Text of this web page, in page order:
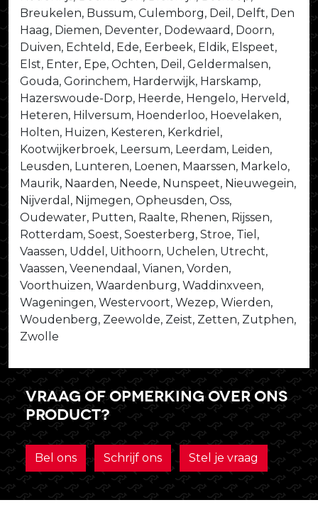
Breukelen, Bussum, Culemborg, Deil, Delft, Den
Haag, Diemen, Deventer, Dodewaard, Doorn,
Duiven, Echteld, Ede, Eerbeek, Eldik, Elspeet,
Elst, Enter, Epe, Ochten, Deil, Geldermalsen,
Gouda, Gorinchem, Harderwijk, Harskamp,
Hazerswoude-Dorp, Heerde, Hengelo, Herveld,
Heteren, Hilversum, Hoenderloo, Hoevelaken,
Holten, Huizen, Kesteren, Kerkdriel,
Kootwijkerbroek, Leersum, Leerdam, Leiden,
Leusden, Lunteren, Loenen, Maarssen, Markelo,
Maurik, Naarden, Neede, Nunspeet, Nieuwegein,
Nijverdal, Nijmegen, Opheusden, Oss,
Oudewater, Putten, Raalte, Rhenen, Rijssen,
Rotterdam, Soest, Soesterberg, Stroe, Tiel,
Vaassen, Uddel, Uithoorn, Uchelen, Utrecht,
Vaassen, Veenendaal, Vianen, Vorden,
Voorthuizen, Waardenburg, Waddinxveen,
Wageningen, Westervoort, Wezep, Wierden,
Woudenberg, Zeewolde, Zeist, Zetten, Zutphen,
Zwolle
Vraag of opmerking over ons
product?
Bel ons Schrijf ons Stel je vraag